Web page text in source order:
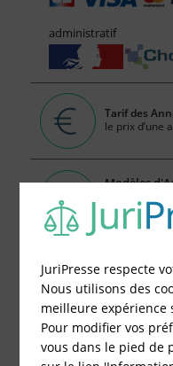
administratif
Tarif des
le prix d’une
Modèles
légales
Consulter
publiées
Publier votre
Facile
JuriPresse respecte
Nous utilisons des
meilleure expérience
Pour modifier vos
vous dans le pied de